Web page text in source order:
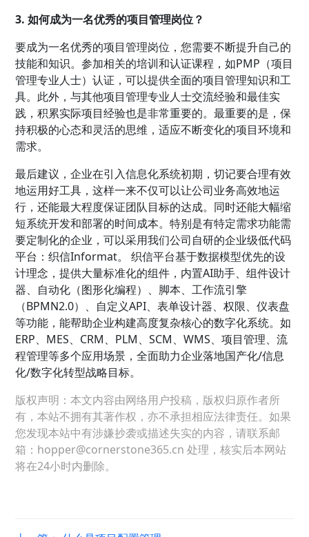
3. 如何成为一名优秀的项目管理岗位？
要成为一名优秀的项目管理岗位，您需要不断提升自己的
技能和知识。参加相关的培训和认证课程，如PMP（项目
管理专业人士）认证，可以提供全面的项目管理知识和工
具。此外，与其他项目管理专业人士交流经验和最佳实
践，积累实际项目经验也是非常重要的。最重要的是，保
持积极的心态和灵活的思维，适应不断变化的项目环境和
需求。
最后建议，企业在引入信息化系统初期，切记要合理有效
地运用好工具，这样一来不仅可以让公司业务高效地运
行，还能最大程度保证团队目标的达成。同时还能大幅缩
短系统开发和部署的时间成本。特别是有特定需求功能需
要定制化的企业，可以采用我们公司自研的企业级低代码
平台：织信Informat。 织信平台基于数据模型优先的设
计理念，提供大量标准化的组件，内置AI助手、组件设计
器、自动化（图形化编程）、脚本、工作流引擎
（BPMN2.0）、自定义API、表单设计器、权限、仪表盘
等功能，能帮助企业构建高度复杂核心的数字化系统。如
ERP、MES、CRM、PLM、SCM、WMS、项目管理、流
程管理等多个应用场景，全面助力企业落地国产化/信息
化/数字化转型战略目标。
版权声明：本文内容由网络用户投稿，版权归原作者所
有，本站不拥有其著作权，亦不承担相应法律责任。如果
您发现本站中有涉嫌抄袭或描述失实的内容，请联系邮
箱：hopper@cornerstone365.cn 处理，核实后本网站
将在24小时内删除。